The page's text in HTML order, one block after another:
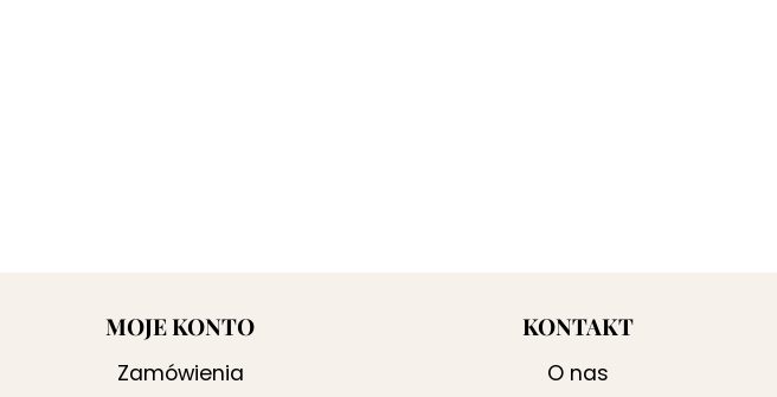
MOJE KONTO
Zamówienia
KONTAKT
O nas